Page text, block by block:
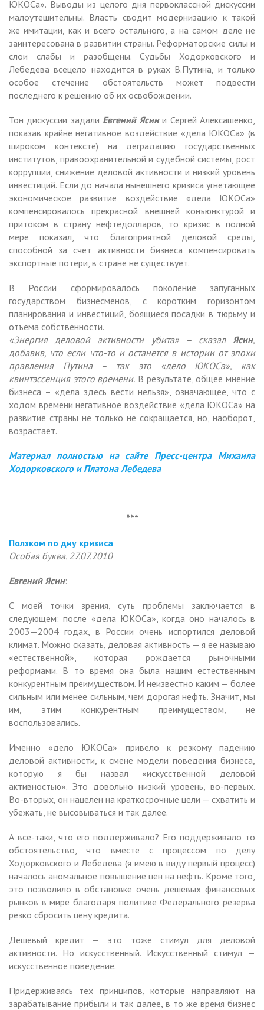
ЮКОСа». Выводы из целого дня первоклассной дискуссии
малоутешительны. Власть сводит модернизацию к такой
же имитации, как и всего остального, а на самом деле не
заинтересована в развитии страны. Реформаторские силы и
слои слабы и разобщены. Судьбы Ходорковского и
Лебедева всецело находится в руках В.Путина, и только
особое стечение обстоятельств может подвести
последнего к решению об их освобождении.
Тон дискуссии задали Евгений Ясини Сергей Алексашенко,
показав крайне негативное воздействие «дела ЮКОСа» (в
широком контексте) на деградацию государственных
институтов, правоохранительной и судебной системы, рост
коррупции, снижение деловой активности и низкий уровень
инвестиций. Если до начала нынешнего кризиса угнетающее
экономическое развитие воздействие «дела ЮКОСа»
компенсировалось прекрасной внешней конъюнктурой и
притоком в страну нефтедолларов, то кризис в полной
мере показал, что благоприятной деловой среды,
способной за счет активности бизнеса компенсировать
экспортные потери, в стране не существует.
В России сформировалось поколение запуганных
государством бизнесменов, с коротким горизонтом
планирования и инвестиций, боящиеся посадки в тюрьму и
отъема собственности.
«Энергия деловой активности убита» – сказал Ясин,
добавив, что если что-то и останется в истории от эпохи
правления Путина – так это «дело ЮКОСа», как
квинтэссенция этого времени. В результате, общее мнение
бизнеса – «дела здесь вести нельзя», означающее, что с
ходом времени негативное воздействие «дела ЮКОСа» на
развитие страны не только не сокращается, но, наоборот,
возрастает.
Материал полностью на сайте Пресс-центра Михаила
Ходорковского и Платона Лебедева
***
Ползком по дну кризиса
Особая буква. 27.07.2010
Евгений Ясин:
С моей точки зрения, суть проблемы заключается в
следующем: после «дела ЮКОСа», когда оно началось в
2003—2004 годах, в России очень испортился деловой
климат. Можно сказать, деловая активность — я ее называю
«естественной», которая рождается рыночными
реформами. В то время она была нашим естественным
конкурентным преимуществом. И неизвестно каким — более
сильным или менее сильным, чем дорогая нефть. Значит, мы
им, этим конкурентным преимуществом, не
воспользовались.
Именно «дело ЮКОСа» привело к резкому падению
деловой активности, к смене модели поведения бизнеса,
которую я бы назвал «искусственной деловой
активностью». Это довольно низкий уровень, во-первых.
Во-вторых, он нацелен на краткосрочные цели — схватить и
убежать, не высовываться и так далее.
А все-таки, что его поддерживало? Его поддерживало то
обстоятельство, что вместе с процессом по делу
Ходорковского и Лебедева (я имею в виду первый процесс)
началось аномальное повышение цен на нефть. Кроме того,
это позволило в обстановке очень дешевых финансовых
рынков в мире благодаря политике Федерального резерва
резко сбросить цену кредита.
Дешевый кредит — это тоже стимул для деловой
активности. Но искусственный. Искусственный стимул —
искусственное поведение.
Придерживаясь тех принципов, которые направляют на
зарабатывание прибыли и так далее, в то же время бизнес